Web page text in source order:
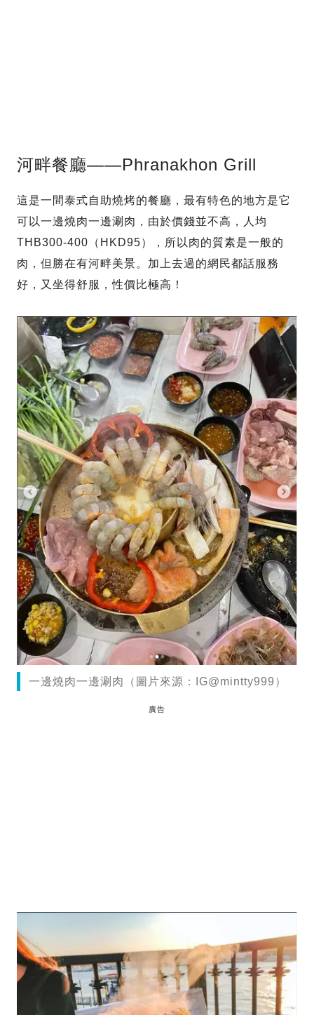
河畔餐廳——Phranakhon Grill
這是一間泰式自助燒烤的餐廳，最有特色的地方是它
可以一邊燒肉一邊涮肉，由於價錢並不高，人均
THB300-400（HKD95），所以肉的質素是一般的
肉，但勝在有河畔美景。加上去過的網民都話服務
好，又坐得舒服，性價比極高！
一邊燒肉一邊涮肉（圖片來源：IG@mintty999）
廣告